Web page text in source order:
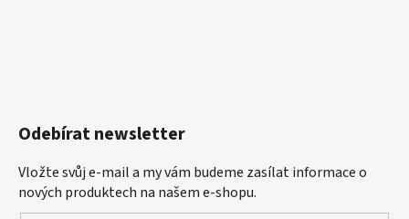
Odebírat newsletter
Vložte svůj e-mail a my vám budeme zasílat informace o
nových produktech na našem e-shopu.